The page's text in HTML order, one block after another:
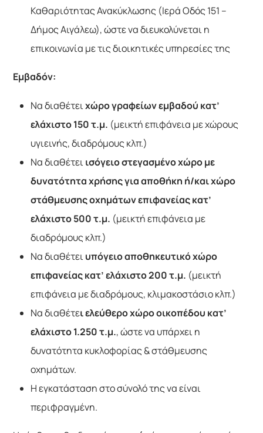
Καθαριότητας Ανακύκλωσης (Ιερά Οδός 151 –
Δήμος Αιγάλεω), ώστε να διευκολύνεται η
επικοινωνία με τις διοικητικές υπηρεσίες της
Εμβαδόν:
Να διαθέτειχώρο γραφείων εμβαδού κατ’
ελάχιστο 150 τ.μ. (μεικτή επιφάνεια με χώρους
υγιεινής, διαδρόμους κλπ.)
Να διαθέτειισόγειοστεγασμένο χώρο με
δυνατότητα χρήσης για αποθήκη ή/και χώρο
στάθμευσης οχημάτων επιφανείας κατ’
ελάχιστο 500 τ.μ. (μεικτή επιφάνεια με
διαδρόμους κλπ.)
Να διαθέτειυπόγειο αποθηκευτικό χώρο
επιφανείας κατ’ ελάχιστο 200 τ.μ. (μεικτή
επιφάνεια με διαδρόμους, κλιμακοστάσιο κλπ.)
Να διαθέτει ελεύθερο χώρο οικοπέδου κατ’
ελάχιστο 1.250 τ.μ., ώστε να υπάρχει η
δυνατότητα κυκλοφορίας & στάθμευσης
οχημάτων.
Η εγκατάσταση στο σύνολό της να είναι
περιφραγμένη.